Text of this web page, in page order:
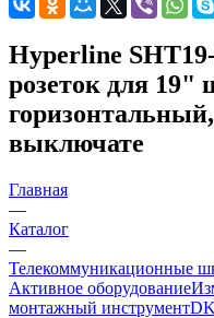
Hyperline
розеток для 19"
выключате
Главная
—
Каталог
—
Телекоммуникационные
Активное оборудование
монтажный инструмент